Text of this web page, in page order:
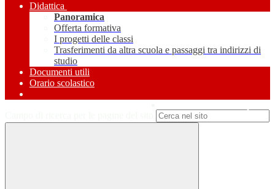
Didattica
Panoramica
Offerta formativa
I progetti delle classi
Trasferimenti da altra scuola e passaggi tra indirizzi di
studio
Documenti utili
Orario scolastico